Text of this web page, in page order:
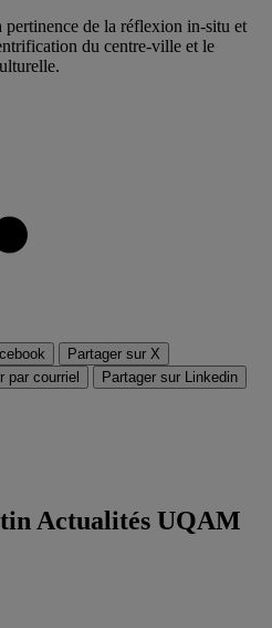
de la réflexion in-situ et
du centre-ville et le
Partager sur X
par courriel Partager sur Linkedin
Actualités UQAM